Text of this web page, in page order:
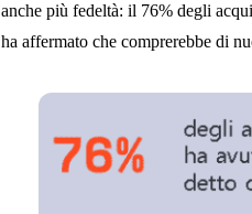
anche più fedeltà: il 76% degli
ha affermato che comprerebbe di